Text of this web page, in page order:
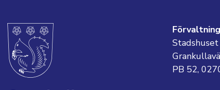
Förvaltning
Stadshuset
PB 52,